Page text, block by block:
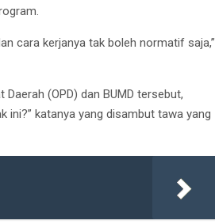
cara kerjanya tak boleh normatif saja,”
(OPD) dan BUMD tersebut,
ini?” katanya yang disambut tawa yang